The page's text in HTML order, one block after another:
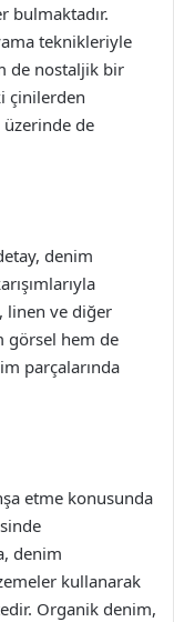
bulmaktadır.
teknikleriyle
de nostaljik bir
çinilerden
de
denim
linen ve diğer
görsel hem de
parçalarında
etme konusunda
denim
kullanarak
Organik denim,